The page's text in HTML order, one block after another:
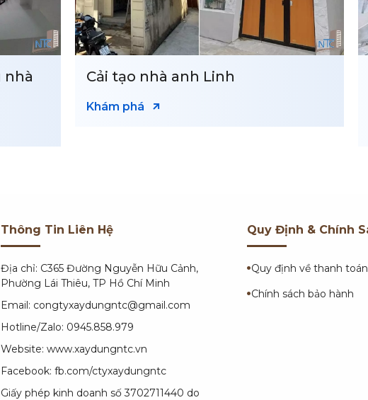
Thiết kế, thi công xây dựng nhà
Thông Tin Liên Hệ
Địa chỉ: C365 Đường Nguyễn Hữu Cảnh,
Phường Lái Thiêu, TP Hồ Chí Minh
Email: congtyxaydungntc@gmail.com
Hotline/Zalo: 0945.858.979
Website: www.xaydungntc.vn
Facebook: fb.com/ctyxaydungntc
Giấy phép kinh doanh số 3702711440 do
Quy Định & Chính
Quy định về thanh toán
Chính sách bảo hành